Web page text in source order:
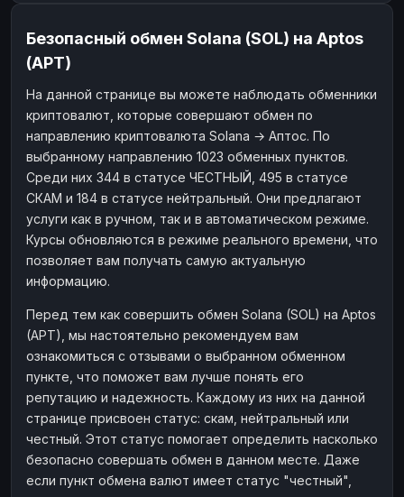
Безопасный обмен Solana (SOL) на Aptos
(APT)
На данной странице вы можете наблюдать обменники
криптовалют, которые совершают обмен по
направлению криптовалюта Solana → Аптос. По
выбранному направлению 1023 обменных пунктов.
Среди них 344 в статусе ЧЕСТНЫЙ, 495 в статусе
СКАМ и 184 в статусе нейтральный. Они предлагают
услуги как в ручном, так и в автоматическом режиме.
Курсы обновляются в режиме реального времени, что
позволяет вам получать самую актуальную
информацию.
Перед тем как совершить обмен Solana (SOL) на Aptos
(APT), мы настоятельно рекомендуем вам
ознакомиться с отзывами о выбранном обменном
пункте, что поможет вам лучше понять его
репутацию и надежность. Каждому из них на данной
странице присвоен статус: скам, нейтральный или
честный. Этот статус помогает определить насколько
безопасно совершать обмен в данном месте. Даже
если пункт обмена валют имеет статус "честный",